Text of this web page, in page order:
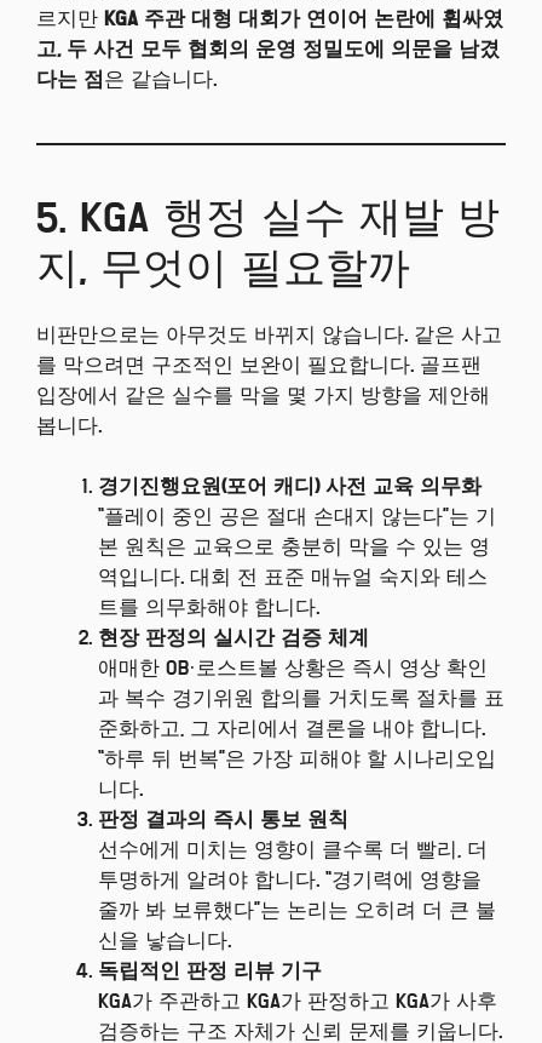
르지만 KGA 주관 대형 대회가 연이어 논란에 휩싸였
고, 두 사건 모두 협회의 운영 정밀도에 의문을 남겼
다는 점 은 같습니다.
5. KGA 행정 실수 재발 방
지, 무엇이 필요할까
비판만으로는 아무것도 바뀌지 않습니다. 같은 사고
를 막으려면 구조적인 보완이 필요합니다. 골프팬
입장에서 같은 실수를 막을 몇 가지 방향을 제안해
봅니다.
경기진행요원(포어 캐디) 사전 교육 의무화
“플레이 중인 공은 절대 손대지 않는다”는 기
본 원칙은 교육으로 충분히 막을 수 있는 영
역입니다. 대회 전 표준 매뉴얼 숙지와 테스
트를 의무화해야 합니다.
현장 판정의 실시간 검증 체계
애매한 OB·로스트볼 상황은 즉시 영상 확인
과 복수 경기위원 합의를 거치도록 절차를 표
준화하고, 그 자리에서 결론을 내야 합니다.
“하루 뒤 번복”은 가장 피해야 할 시나리오입
니다.
판정 결과의 즉시 통보 원칙
선수에게 미치는 영향이 클수록 더 빨리, 더
투명하게 알려야 합니다. “경기력에 영향을
줄까 봐 보류했다”는 논리는 오히려 더 큰 불
신을 낳습니다.
독립적인 판정 리뷰 기구
KGA가 주관하고 KGA가 판정하고 KGA가 사후
검증하는 구조 자체가 신뢰 문제를 키웁니다.